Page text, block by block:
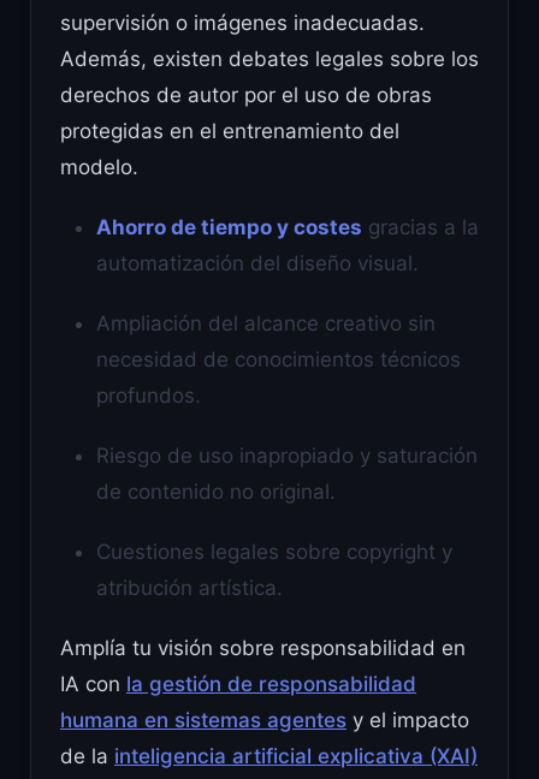
supervisión o imágenes inadecuadas.
Además, existen debates legales sobre los
derechos de autor por el uso de obras
protegidas en el entrenamiento del
modelo.
Ahorro de tiempo y costes gracias a la
automatización del diseño visual.
Ampliación del alcance creativo sin
necesidad de conocimientos técnicos
profundos.
Riesgo de uso inapropiado y saturación
de contenido no original.
Cuestiones legales sobre copyright y
atribución artística.
Amplía tu visión sobre responsabilidad en
IA con la gestión de responsabilidad
humana en sistemas agentes y el impacto
de la inteligencia artificial explicativa (XAI)